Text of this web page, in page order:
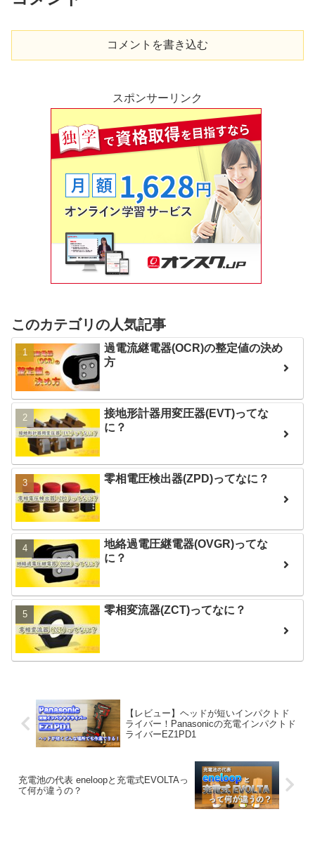
コメントを書き込む
スポンサーリンク
このカテゴリの人気記事
過電流継電器(OCR)の整定値の決め
方
接地形計器用変圧器(EVT)ってな
に？
零相電圧検出器(ZPD)ってなに？
地絡過電圧継電器(OVGR)ってな
に？
零相変流器(ZCT)ってなに？
【レビュー】ヘッドが短いインパクトド
ライバー！Panasonicの充電インパクトド
ライバーEZ1PD1
充電池の代表 eneloopと充電式EVOLTAっ
て何が違うの？